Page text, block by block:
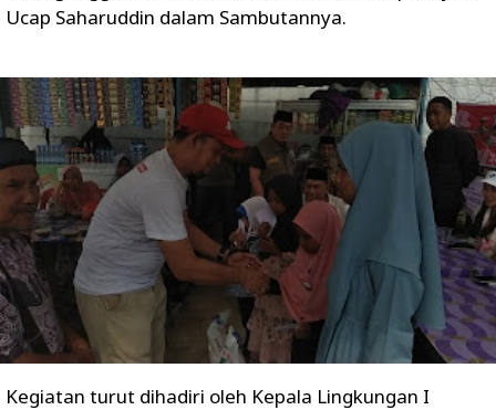
Ucap Saharuddin dalam Sambutannya.
Kegiatan turut dihadiri oleh Kepala Lingkungan I